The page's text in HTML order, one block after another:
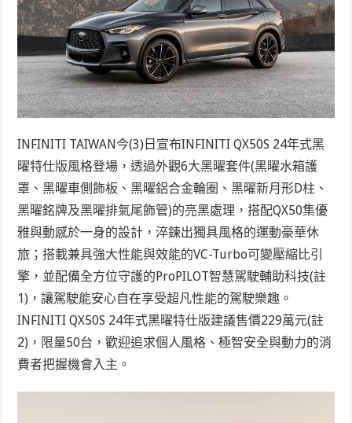
INFINITI TAIWAN今(3)日宣布INFINITI QX50S 24年式黑
曜特仕版風格登場，透過外觀6大黑曜套件(黑曜水箱護
罩、黑曜車側飾板、黑曜鋁合金輪圈、黑曜新月形D柱、
黑曜銘牌及黑曜排氣尾飾管)的亮黑處理，搭配QX50集優
雅與動感於一身的設計，淬鍊出獨具風格的運動豪華休
旅；搭載兼具強大性能與效能的VC-Turbo可變壓縮比引
擎，並配備全方位守護的ProPILOT智慧駕駛輔助科技(註
1) ，讓駕駛能安心自在享受超凡性能的駕駛樂趣。
INFINITI QX50S 24年式黑曜特仕版建議售價229萬元(註
2)， 限量50台，歡迎追求個人風格、極智安全與動力的消
費者把握機會入主。